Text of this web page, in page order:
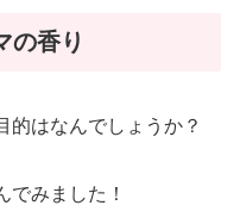
の香り
的はなんでしょうか？
でみました！